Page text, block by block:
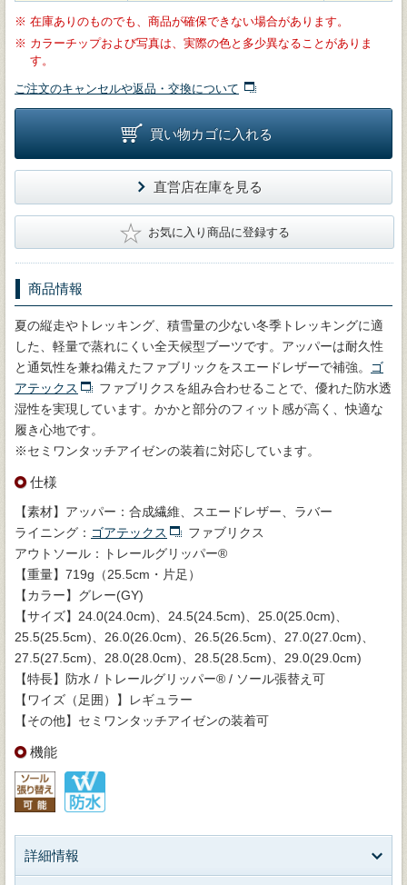
※ 在庫ありのものでも、商品が確保できない場合があります。
※ カラーチップおよび写真は、実際の色と多少異なることがありま
す。
ご注文のキャンセルや返品・交換について
買い物カゴに入れる
直営店在庫を見る
★ お気に入り商品に登録する
商品情報
夏の縦走やトレッキング、積雪量の少ない冬季トレッキングに適
した、軽量で蒸れにくい全天候型ブーツです。アッパーは耐久性
と通気性を兼ね備えたファブリックをスエードレザーで補強。
ゴ
アテックス
ファブリクスを組み合わせることで、優れた防水透
湿性を実現しています。かかと部分のフィット感が高く、快適な
履き心地です。
※セミワンタッチアイゼンの装着に対応しています。
仕様
【素材】アッパー：合成繊維、スエードレザー、ラバー
ライニング： ゴアテックス
ファブリクス
アウトソール：トレールグリッパー®
【重量】719g（25.5cm・片足）
【カラー】グレー(GY)
【サイズ】24.0(24.0cm)、24.5(24.5cm)、25.0(25.0cm)、
25.5(25.5cm)、26.0(26.0cm)、26.5(26.5cm)、27.0(27.0cm)、
27.5(27.5cm)、28.0(28.0cm)、28.5(28.5cm)、29.0(29.0cm)
【特長】防水 / トレールグリッパー® / ソール張替え可
【ワイズ（足囲）】レギュラー
【その他】セミワンタッチアイゼンの装着可
機能
詳細情報